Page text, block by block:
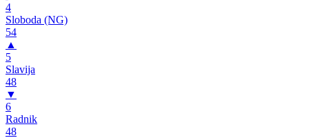
4
Sloboda (NG)
54
▲
5
Slavija
48
▼
6
Radnik
48